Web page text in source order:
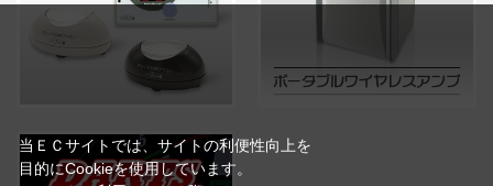
当ＥＣサイトでは、サイトの利便性向上を
目的にCookieを使用しています。